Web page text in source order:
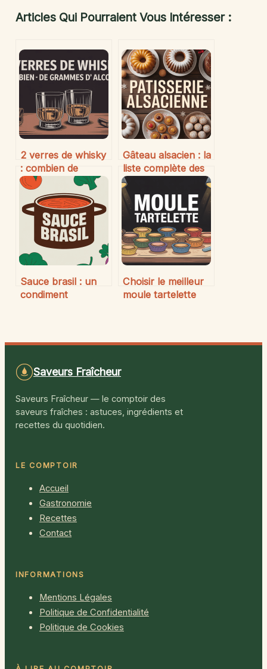
Articles Qui Pourraient Vous Intéresser :
2 verres de whisky
: combien de
grammes d’alcool
réel consommez-
vous ?
Gâteau alsacien : la
liste complète des
spécialités sucrées
d’Alsace
Sauce brasil : un
condiment
Choisir le meilleur
moule tartelette
Saveurs Fraîcheur
Saveurs Fraîcheur — le comptoir des
saveurs fraîches : astuces, ingrédients et
recettes du quotidien.
LE COMPTOIR
Accueil
Gastronomie
Recettes
Contact
INFORMATIONS
Mentions Légales
Politique de Confidentialité
Politique de Cookies